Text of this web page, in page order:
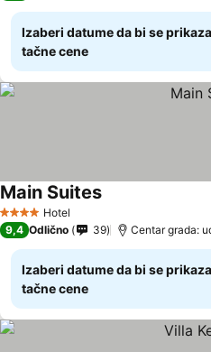
Izaberi datume da bi se
tačne cene
4 ZvezdiceHotel
Main SuitesPogledaj cene
9,4 Odlično 39 Centar grada:
Izaberi datume da bi se
tačne cene